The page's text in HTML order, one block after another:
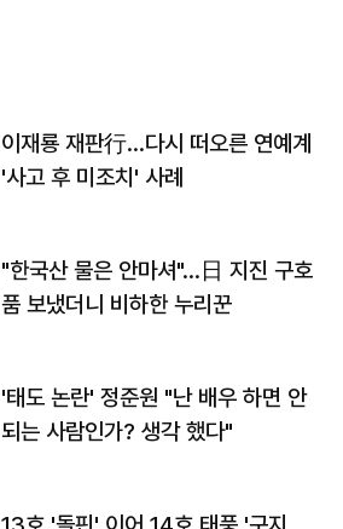
이재룡 재판行…다시 떠오른 연예계
'사고 후 미조치' 사례
"한국산 물은 안마셔"…日 지진 구호
품 보냈더니 비하한 누리꾼
'태도 논란' 정준원 "난 배우 하면 안
되는 사람인가? 생각 했다"